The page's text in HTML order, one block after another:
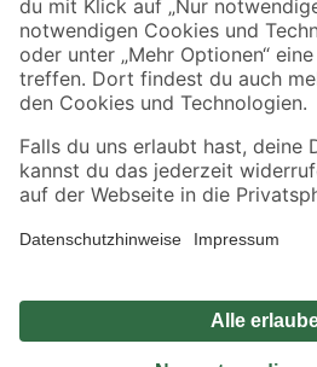
Jetzt die toom-App herunterladen
Alle Preisangaben in EUR inkl. gesetzl. MwSt.. Die
Umständen nicht in allen Märkten verfügbar. Die
Produkte nur solange der Vorrat reicht.
*Paketversand ab 59 € versandkostenfrei, gilt nicht
Privatsphäre Impressum
Nutzungsbedingungen
Widerrufsrecht